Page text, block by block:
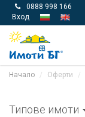
 0888 998 166
Вход
Начало Оферти
Типове имоти